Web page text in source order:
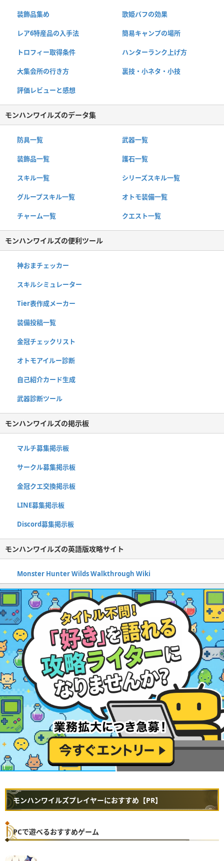
装飾品集め 歌姫バフの効果
レア6特産品の入手法 簡易キャンプの場所
トロフィー取得条件 ハンターランク上げ方
大集会所の行き方 裏技・小ネタ・小技
評価レビューと感想
モンハンワイルズのデータ集
防具一覧 武器一覧
装飾品一覧 護石一覧
スキル一覧 シリーズスキル一覧
グループスキル一覧 オトモ装備一覧
チャーム一覧 クエスト一覧
モンハンワイルズの便利ツール
神おまチェッカー
スキルシミュレーター
Tier表作成メーカー
装備投稿一覧
金冠チェックリスト
オトモアイルー診断
自己紹介カード生成
武器診断ツール
モンハンワイルズの掲示板
マルチ募集掲示板
サークル募集掲示板
金冠クエ交換掲示板
LINE募集掲示板
Discord募集掲示板
モンハンワイルズの英語版攻略サイト
Monster Hunter Wilds Walkthrough Wiki
モンハンワイルズプレイヤーにおすすめ【PR】
PCで遊べるおすすめゲーム